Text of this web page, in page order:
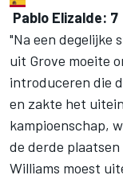
Pablo Elizalde: 7
"Na een degelijke
uit Grove moeite
introduceren die
en zakte het
kampioenschap,
de derde
Williams moest